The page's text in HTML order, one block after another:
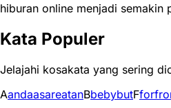
hiburan online menjadi semakin
Kata Populer
Jelajahi kosakata yang sering
AandaasareatanBbebybutFfor